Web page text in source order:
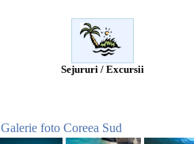
Sejururi / Excursii
Galerie foto Coreea Sud